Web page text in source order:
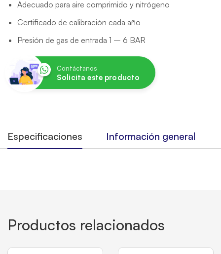
Adecuado para aire comprimido y nitrógeno
Certificado de calibración cada año
Presión de gas de entrada 1 – 6 BAR
Contáctanos
Solicita este producto
Especificaciones Información general
Productos relacionados